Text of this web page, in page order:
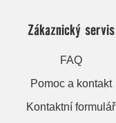
Zákaznický servis
FAQ
Pomoc a kontakt
Kontaktní formulář